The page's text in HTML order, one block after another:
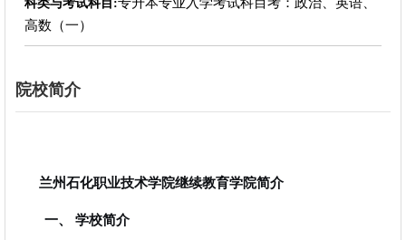
科类与考试科目:
高数（一）
院校简介
兰州石化职业技术学院继续教育学院简介
一、 学校简介